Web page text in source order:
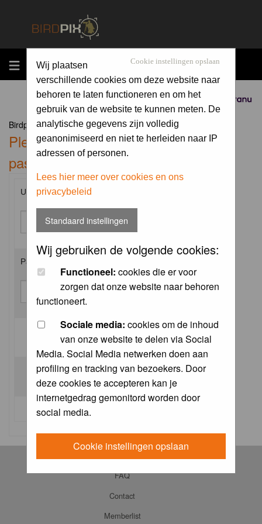
MENU
Sponsored by
Cookie instellingen opslaan
Wij plaatsen
verschillende cookies om deze website naar
behoren te laten functioneren en om het
gebruik van de website te kunnen meten. De
analytische gegevens zijn volledig
geanonimiseerd en niet te herleiden naar IP
adressen of personen.
Lees hier meer over cookies en ons
privacybeleid
Standaard instellingen
Wij gebruiken de volgende cookies:
Functioneel: cookies die er voor
zorgen dat onze website naar behoren
functioneert.
Sociale media: cookies om de inhoud
van onze website te delen via Social
Media. Social Media netwerken doen aan
profiling en tracking van bezoekers. Door
deze cookies te accepteren kan je
internetgedrag gemonitord worden door
social media.
Cookie instellingen opslaan
Birdpix.nl Forum Index
Please enter your username and
password to log in.
Username:
Password:
Log me on automatically each visit:
I forgot my password
FAQ
Contact
Memberlist